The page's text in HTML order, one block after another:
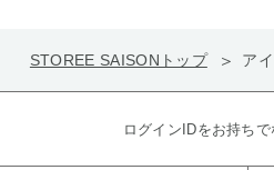
STOREE SAISONトップ ア
ログインIDをお持ち